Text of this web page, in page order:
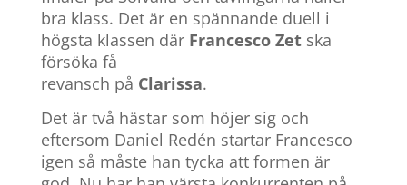
bra klass. Det är en spännande duell i
högsta klassen där Francesco Zetska
försöka få
revansch på Clarissa.
Det är två hästar som höjer sig och
eftersom Daniel Redén startar Francesco
igen så måste han tycka att formen är